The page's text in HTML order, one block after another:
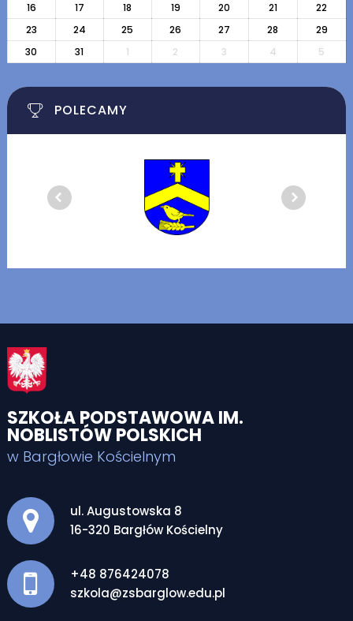
16
17 18 19 20 21
22
23
24 25 26 27 28
29
30
31 1 2 3 4 5
POLECAMY
SZKOŁA PODSTAWOWA IM.
NOBLISTÓW POLSKICH
w Bargłowie Kościelnym
Adres pocztowy:
ul. Augustowska 8
16-320 Bargłów Kościelny
+48 876424078
szkola@zsbarglow.edu.pl